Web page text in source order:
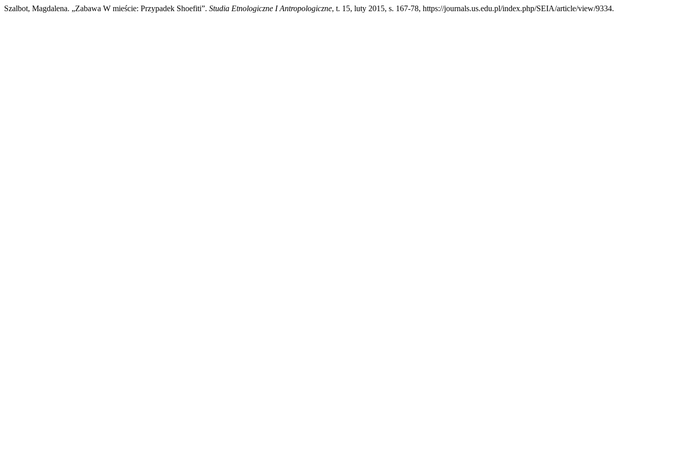
Szalbot, Magdalena. „Zabawa W mieście: Przypadek Shoefiti”. Studia Etnologiczne I Antropologiczne, t. 15, luty 2015, s. 167-78, https://journals.us.edu.pl/index.php/SEIA/article/view/9334.